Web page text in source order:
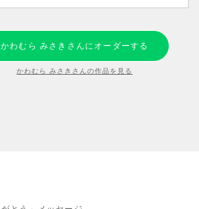
かわむら みさきさんにオーダーする
かわむら みさきさんの作品を見る